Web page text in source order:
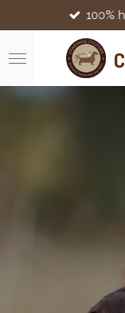
direct
naar
de
hoofdinhoud
100%